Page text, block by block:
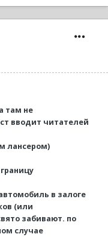
там не
вводит читателей
лансером)
в залоге
(или
забивают. по
случае